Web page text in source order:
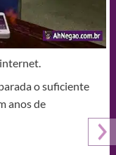
o suficiente
anos de